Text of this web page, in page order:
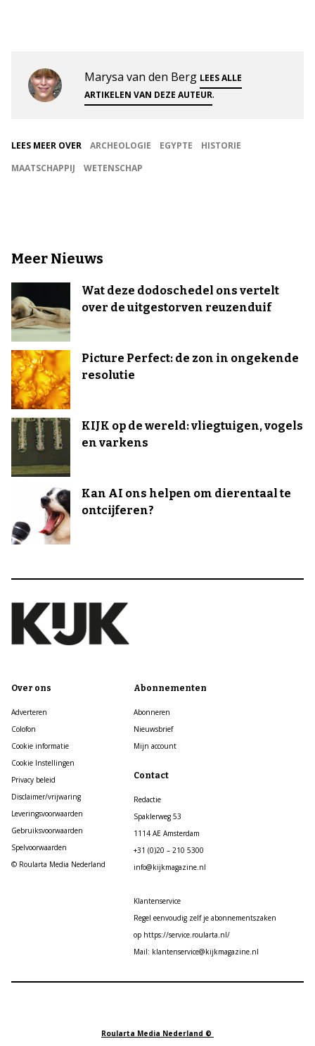
Marysa van den Berg LEES ALLE
ARTIKELEN VAN DEZE AUTEUR.
LEES MEER OVER ARCHEOLOGIE EGYPTE
HISTORIE
MAATSCHAPPIJ
WETENSCHAP
Meer Nieuws
Wat deze dodoschedel ons vertelt
over de uitgestorven reuzenduif
Picture Perfect: de zon in ongekende
resolutie
KIJK op de wereld: vliegtuigen, vogels
en varkens
Kan AI ons helpen om dierentaal te
ontcijferen?
Over ons
Adverteren
Colofon
Cookie informatie
Cookie Instellingen
Privacy beleid
Disclaimer/vrijwaring
Leveringsvoorwaarden
Gebruiksvoorwaarden
Spelvoorwaarden
© Roularta Media Nederland
Abonnementen
Abonneren
Nieuwsbrief
Mijn account
Contact
Redactie
Spaklerweg 53
1114 AE Amsterdam
+31 (0)20 – 210 5300
info@kijkmagazine.nl
Klantenservice
Regel eenvoudig zelf je abonnementszaken
op https://service.roularta.nl/
Mail: klantenservice@kijkmagazine.nl
Roularta Media Nederland ©